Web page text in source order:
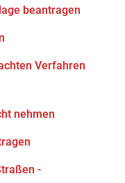
beantragen
Verfahren
nehmen
-